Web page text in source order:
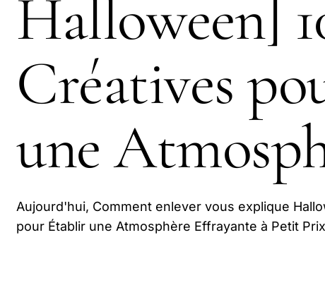
Halloween]
Créatives
une
Aujourd'hui, Comment enlever vous explique
pour Établir une Atmosphère Effrayante à Petit